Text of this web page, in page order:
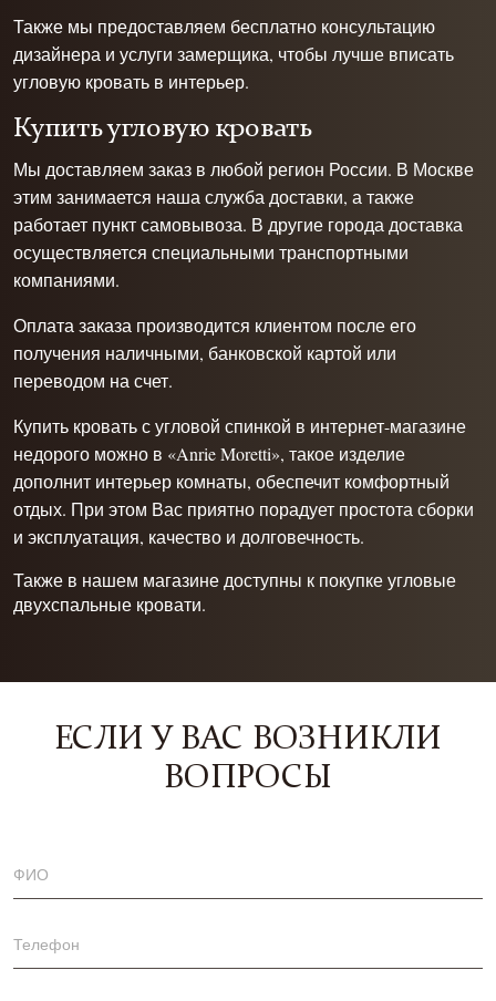
Также мы предоставляем бесплатно консультацию
дизайнера и услуги замерщика, чтобы лучше вписать
угловую кровать в интерьер.
Купить угловую кровать
Мы доставляем заказ в любой регион России. В Москве
этим занимается наша служба доставки, а также
работает пункт самовывоза. В другие города доставка
осуществляется специальными транспортными
компаниями.
Оплата заказа производится клиентом после его
получения наличными, банковской картой или
переводом на счет.
Купить кровать с угловой спинкой в интернет-магазине
недорого можно в «Anrie Moretti», такое изделие
дополнит интерьер комнаты, обеспечит комфортный
отдых. При этом Вас приятно порадует простота сборки
и эксплуатация, качество и долговечность.
Также в нашем магазине доступны к покупкеугловые
двухспальные кровати.
ЕСЛИ У ВАС ВОЗНИКЛИ
ВОПРОСЫ